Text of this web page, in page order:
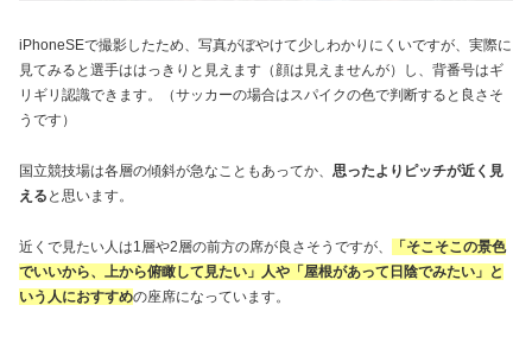
iPhoneSEで撮影したため、写真がぼやけて少しわかりにくいですが、実際に
見てみると選手ははっきりと見えます（顔は見えませんが）し、背番号はギ
リギリ認識できます。（サッカーの場合はスパイクの色で判断すると良さそ
うです）
国立競技場は各層の傾斜が急なこともあってか、 思ったよりピッチが近く見
える と思います。
近くで見たい人は1層や2層の前方の席が良さそうですが、
「そこそこの景色
でいいから、上から俯瞰して見たい」人や「屋根があって日陰でみたい」と
いう人におすすめの座席になっています。